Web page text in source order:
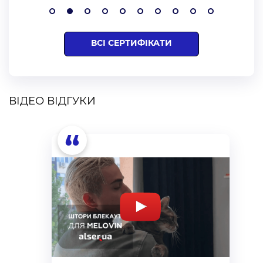
ВСІ СЕРТИФІКАТИ
ВІДЕО ВІДГУКИ
“